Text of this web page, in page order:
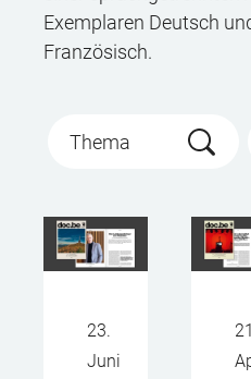
Exemplaren Deutsch
Französisch.
Thema
23.
Juni